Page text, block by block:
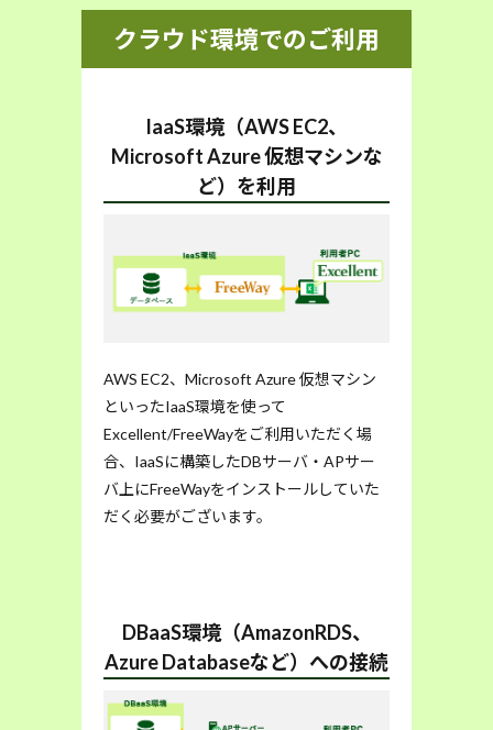
クラウド環境でのご利用
IaaS環境（AWS EC2、
Microsoft Azure 仮想マシンな
ど）を利用
AWS EC2、Microsoft Azure 仮想マシン
といったIaaS環境を使って
Excellent/FreeWayをご利用いただく場
合、IaaSに構築したDBサーバ・APサー
バ上にFreeWayをインストールしていた
だく必要がございます。
DBaaS環境（AmazonRDS、
Azure Databaseなど）への接続